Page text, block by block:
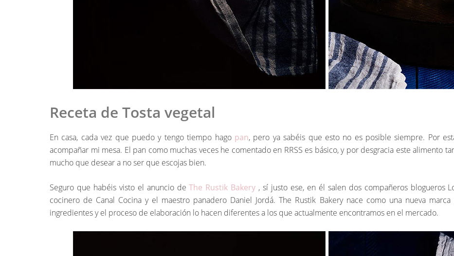
Receta de Tosta vegetal
En casa, cada vez que puedo y tengo tiempo hago pan, pero ya sabéis que esto no es posible siempre. Por
acompañar mi mesa. El pan como muchas veces he comentado en RRSS es básico, y por desgracia este alimento
mucho que desear a no ser que escojas bien.
Seguro que habéis visto el anuncio deThe Rustik Bakery , sí justo ese, en él salen dos compañeros blogueros
cocinero de Canal Cocina y el maestro panadero Daniel Jordá. The Rustik Bakery nace como una nueva
ingredientes y el proceso de elaboración lo hacen diferentes a los que actualmente encontramos en el mercado.